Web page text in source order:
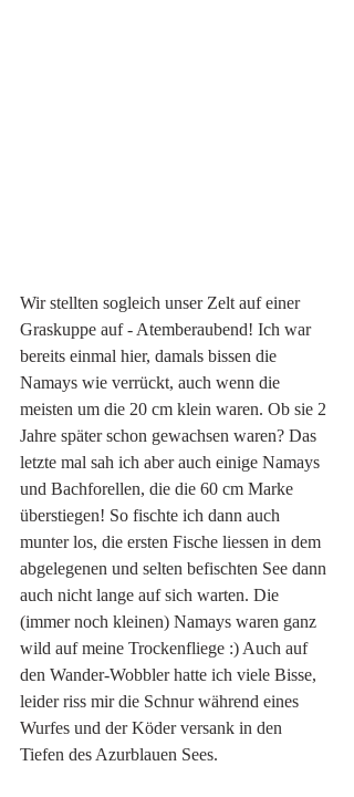
Wir stellten sogleich unser Zelt auf einer
Graskuppe auf - Atemberaubend! Ich war
bereits einmal hier, damals bissen die
Namays wie verrückt, auch wenn die
meisten um die 20 cm klein waren. Ob sie 2
Jahre später schon gewachsen waren? Das
letzte mal sah ich aber auch einige Namays
und Bachforellen, die die 60 cm Marke
überstiegen! So fischte ich dann auch
munter los, die ersten Fische liessen in dem
abgelegenen und selten befischten See dann
auch nicht lange auf sich warten. Die
(immer noch kleinen) Namays waren ganz
wild auf meine Trockenfliege :) Auch auf
den Wander-Wobbler hatte ich viele Bisse,
leider riss mir die Schnur während eines
Wurfes und der Köder versank in den
Tiefen des Azurblauen Sees.